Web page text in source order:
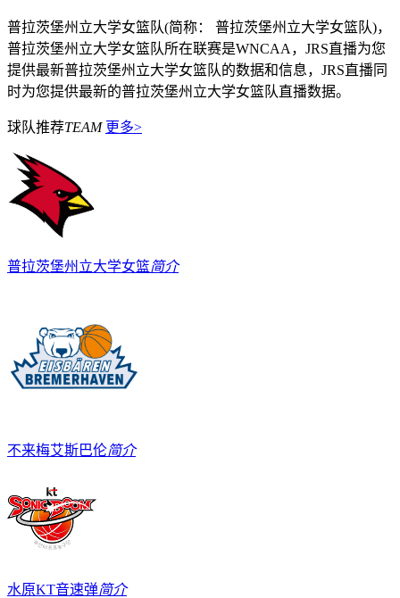
普拉茨堡州立大学女篮队(简称： 普拉茨堡州立大学女篮队)，
普拉茨堡州立大学女篮队所在联赛是WNCAA，JRS直播为您
提供最新普拉茨堡州立大学女篮队的数据和信息，JRS直播同
时为您提供最新的普拉茨堡州立大学女篮队直播数据。
球队推荐TEAM 更多>
普拉茨堡州立大学女篮简介
不来梅艾斯巴伦简介
水原KT音速弹简介